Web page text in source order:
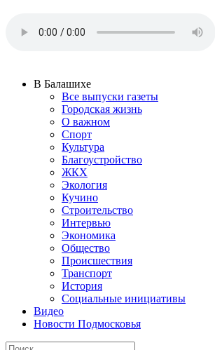
В Балашихе
Все выпуски газеты
Городская жизнь
О важном
Спорт
Культура
Благоустройство
ЖКХ
Экология
Кучино
Строительство
Интервью
Экономика
Общество
Происшествия
Транспорт
История
Социальные инициативы
Видео
Новости Подмосковья